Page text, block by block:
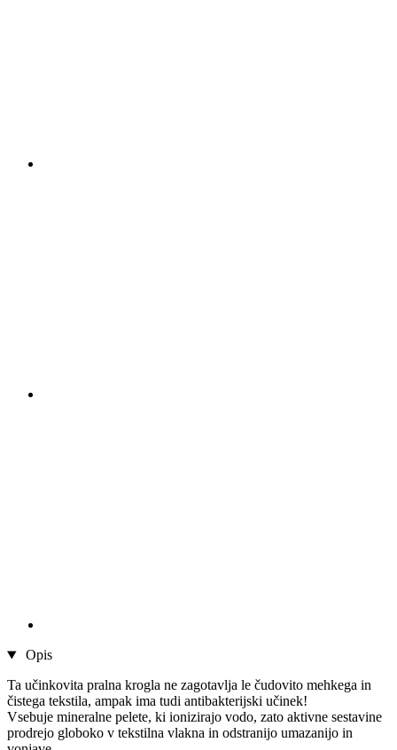
Opis
Ta učinkovita pralna krogla ne zagotavlja le čudovito mehkega in
čistega tekstila, ampak ima tudi antibakterijski učinek!
Vsebuje mineralne pelete, ki ionizirajo vodo, zato aktivne sestavine
prodrejo globoko v tekstilna vlakna in odstranijo umazanijo in